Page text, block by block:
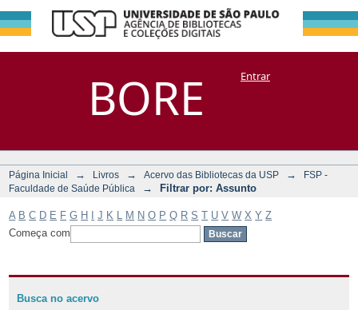
BORE
Filtrar por:
Assunto
DSpace/Manakin + CoriscoEntrar
Página Inicial → Livros → Acervo das Bibliotecas da USP →
FSP -
Faculdade de Saúde Pública
→ Filtrar por: Assunto
A B C D E F G H J K M N O P Q R S T U V W X Y Z
Começa com
Busca no acervo